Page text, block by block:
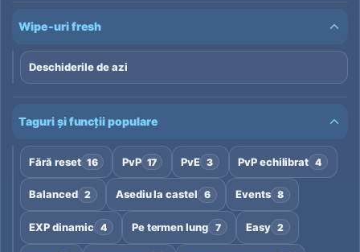
Wipe-uri fresh
Deschiderile de azi
Taguri și funcții populare
Fără reset 16 PvP 17 PvE 3 PvP echilibrat 4
Balanced 2 Asediu la castel 6 Events 8
EXP dinamic 4 Pe termen lung 7 Easy 2